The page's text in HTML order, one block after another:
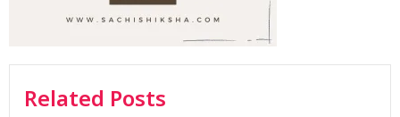
Related Posts